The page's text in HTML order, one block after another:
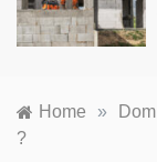
Home » Dom
?